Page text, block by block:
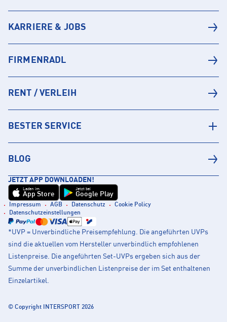
KARRIERE & JOBS
FIRMENRADL
RENT / VERLEIH
BESTER SERVICE
BLOG
JETZT APP DOWNLOADEN!
Laden im
App Store
Jetzt bei
Google Play
Impressum AGB Datenschutz
Cookie Policy
Datenschutzeinstellungen
*UVP = Unverbindliche Preisempfehlung. Die angeführten UVPs
sind die aktuellen vom Hersteller unverbindlich empfohlenen
Listenpreise. Die angeführten Set-UVPs ergeben sich aus der
Summe der unverbindlichen Listenpreise der im Set enthaltenen
Einzelartikel.
© Copyright INTERSPORT 2026